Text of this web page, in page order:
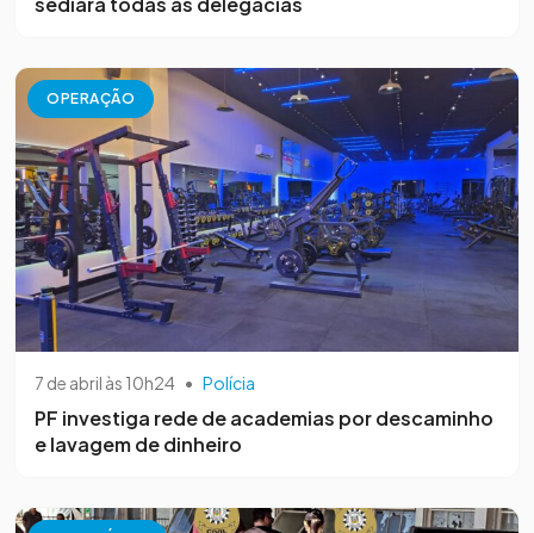
OPERAÇÃO
7 de abril às 10h24 • Polícia
PF investiga rede de academias por descaminho
e lavagem de dinheiro